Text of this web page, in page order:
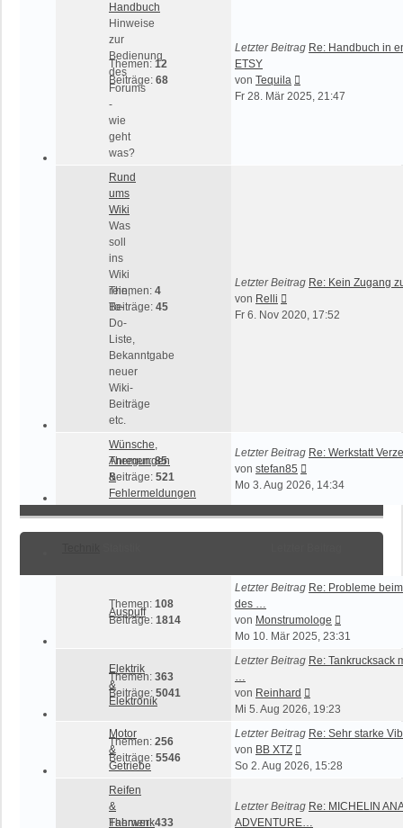
Handbuch
Hinweise
zur
Bedienung
des
Forums
-
wie
geht
was?
Themen:12
Beiträge: 68
Letzter Beitrag Re: Handbuch in
ETSY
von Tequila
Beitrag
Fr 28. Mär 2025, 21:47
Rund
ums
Wiki
Was
soll
ins
Wiki
rein,
To-
Do-
Liste,
Bekanntgabe
neuer
Wiki-
Beiträge
etc.
Themen: 4
Beiträge: 45
Letzter Beitrag Re: Kein Zugang
von Relli
Beitrag
Fr 6. Nov 2020, 17:52
Wünsche,
Anregungen
&
Fehlermeldungen
Themen:85
Beiträge: 521
Letzter Beitrag Re: Werkstatt
von stefan85
Beitrag
Mo 3. Aug 2026, 14:34
Auspuff
Themen: 108
Beiträge: 1814
Letzter Beitrag Re: Probleme
des …
von Monstrumologe
Beitrag
Mo 10. Mär 2025, 23:31
Elektrik
&
Elektronik
Themen: 363
Beiträge: 5041
Letzter Beitrag Re: Tankrucksack
von Reinhard
Beitrag
Mi 5. Aug 2026, 19:23
Motor
&
Getriebe
Themen: 256
Beiträge: 5546
Letzter Beitrag Re: Sehr starke
von BB XTZ
Beitrag
So 2. Aug 2026, 15:28
Reifen
&
Fahrwerk
Themen:433
Letzter Beitrag Re: MICHELIN
ADVENTURE…